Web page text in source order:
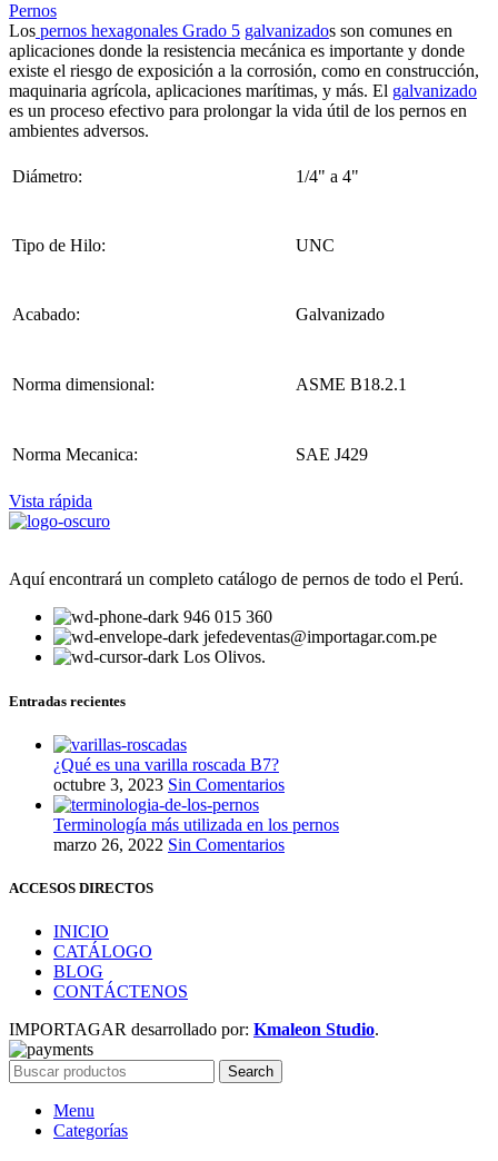
Pernos
Los pernos hexagonales Grado 5 galvanizados son comunes en
aplicaciones donde la resistencia mecánica es importante y donde
existe el riesgo de exposición a la corrosión, como en construcción,
maquinaria agrícola, aplicaciones marítimas, y más. El galvanizado
es un proceso efectivo para prolongar la vida útil de los pernos en
ambientes adversos.
Diámetro: 1/4" a 4"
Tipo de Hilo: UNC
Acabado: Galvanizado
Norma dimensional: ASME B18.2.1
Norma Mecanica: SAE J429
Vista rápida
Aquí encontrará un completo catálogo de pernos de todo el Perú.
946 015 360
jefedeventas@importagar.com.pe
Los Olivos.
Entradas recientes
¿Qué es una varilla roscada B7?
octubre 3, 2023 Sin Comentarios
Terminología más utilizada en los pernos
marzo 26, 2022 Sin Comentarios
ACCESOS DIRECTOS
INICIO
CATÁLOGO
BLOG
CONTÁCTENOS
IMPORTAGAR desarrollado por: Kmaleon Studio.
Search
Menu
Categorías